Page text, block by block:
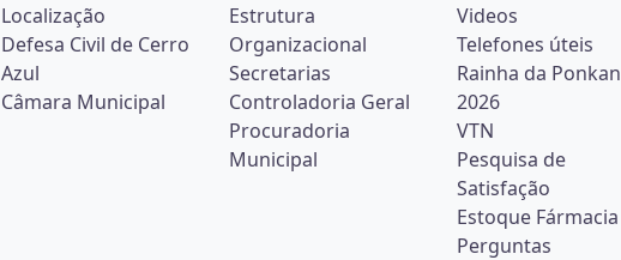
Localização
Defesa Civil de Cerro
Azul
Câmara Municipal
Estrutura
Organizacional
Secretarias
Controladoria Geral
Procuradoria
Municipal
Videos
Telefones úteis
Rainha da Ponkan
2026
VTN
Pesquisa de
Satisfação
Estoque Fármacia
Perguntas